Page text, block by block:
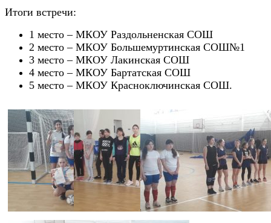
Итоги встречи:
1 место – МКОУ Раздольненская СОШ
2 место – МКОУ Большемуртинская СОШ№1
3 место – МКОУ Лакинская СОШ
4 место – МКОУ Бартатская СОШ
5 место – МКОУ Красноключинская СОШ.